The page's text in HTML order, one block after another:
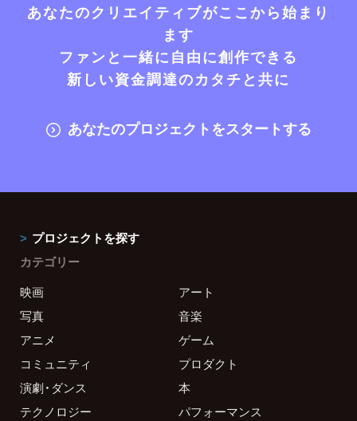
あなたのクリエイティブがここから始まり
ます
ファンと一緒に自由に創作できる
新しい資金調達のカタチと共に
あなたのプロジェクトをスタートする
プロジェクトを探す
カテゴリー
映画
アート
写真
音楽
アニメ
ゲーム
コミュニティ
プロダクト
演劇・ダンス
本
テクノロジー
パフォーマンス